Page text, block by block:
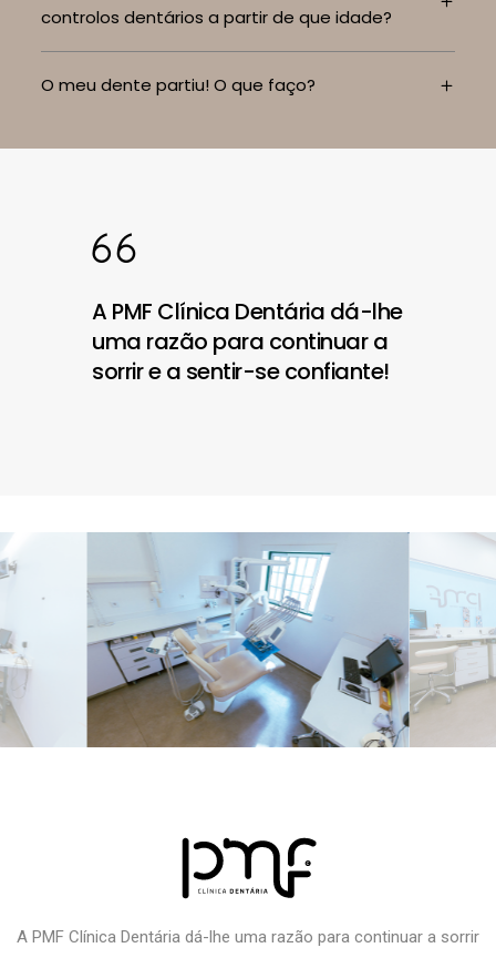
controlos dentários a partir de que idade?
O meu dente partiu! O que faço?
A PMF Clínica Dentária dá-lhe
uma razão para continuar a
sorrir e a sentir-se confiante!
A PMF Clínica Dentária dá-lhe uma razão para continuar a sorrir